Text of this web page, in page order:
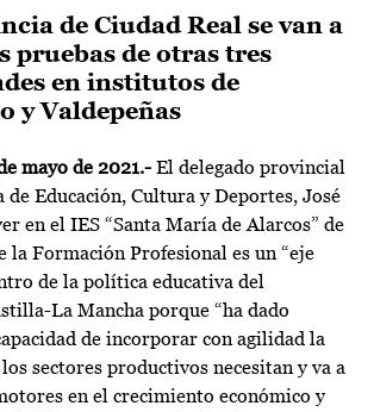
de Ciudad Real se van a
pruebas de otras tres
en institutos de
y Valdepeñas
mayo de 2021.- El delegado provincial
de Educación, Cultura y Deportes, José
en el IES “Santa María de Alarcos” de
la Formación Profesional es un “eje
de la política educativa del
La Mancha porque “ha dado
de incorporar con agilidad la
sectores productivos necesitan y va a
en el crecimiento económico y